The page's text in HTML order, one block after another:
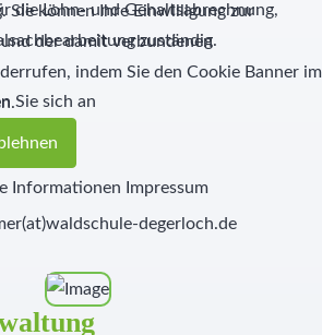
die Lohn- und Gehaltsabrechnung,
zuständig.
Sie sich an
96
degerloch.de
Sie können Ihre Einwilligung zur
der damit verbundenen
indem Sie den Cookie Banner im
Informationen Impressum